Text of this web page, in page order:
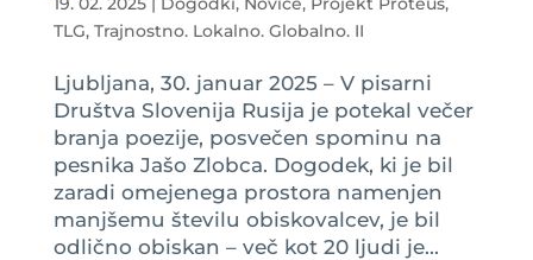
TLG, Trajnostno. Lokalno. Globalno. II
Ljubljana, 30. januar 2025 – V pisarni
Društva Slovenija Rusija je potekal večer
branja poezije, posvečen spominu na
pesnika Jašo Zlobca. Dogodek, ki je bil
zaradi omejenega prostora namenjen
manjšemu številu obiskovalcev, je bil
odlično obiskan – več kot 20 ljudi je...